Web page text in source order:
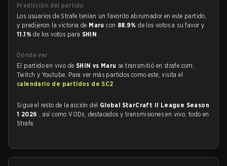
Predicción del partido
Los usuarios de Strafe tenían un favorito abrumador en este partido,
y predijeron la victoria de Marucon 88.9%de los votos a su favor y
11.1%de los votos para SHIN .
Dónde ver
El partido en vivo de SHIN vs Maru se transmitió en strafe.com,
Twitch y Youtube. Para ver más partidos como este, visita el
calendario de partidos de SC2 .
Sigue el resto de la acción del Global StarCraft II League Season
1 2026 , así como VODs, destacados y transmisiones en vivo, todo en
Strafe.